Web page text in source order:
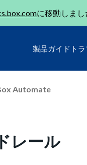
に移動しま
製品ガイド ト
Automate
レール